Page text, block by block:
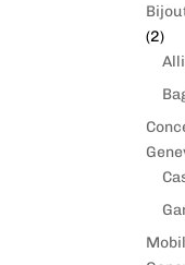
22
p
r
d
u
c
t
s